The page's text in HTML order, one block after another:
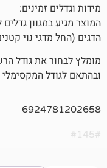
גדלים להתאמה מדויקת
קטנים ועד לגדלים
גודל הרשת בהתאם
של הדג הגדול